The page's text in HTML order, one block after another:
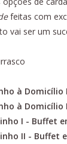
feitas com
vai ser um
à Domicílio
à Domicílio
I - Buffet
II - Buffet